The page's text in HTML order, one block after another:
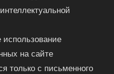
на сайте
только с письменного